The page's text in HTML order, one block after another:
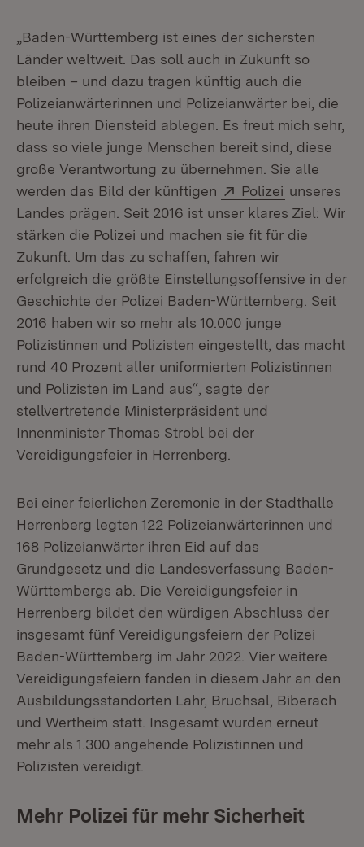
„Baden-Württemberg ist eines der sichersten
Länder weltweit. Das soll auch in Zukunft so
bleiben – und dazu tragen künftig auch die
Polizeianwärterinnen und Polizeianwärter bei, die
heute ihren Diensteid ablegen. Es freut mich sehr,
dass so viele junge Menschen bereit sind, diese
große Verantwortung zu übernehmen. Sie alle
werden das Bild der künftigen
Extern:
Polizei (Öffnet in
unseres
Landes prägen. Seit 2016 ist unser klares Ziel: Wir
stärken die Polizei und machen sie fit für die
Zukunft. Um das zu schaffen, fahren wir
erfolgreich die größte Einstellungsoffensive in der
Geschichte der Polizei Baden-Württemberg. Seit
2016 haben wir so mehr als 10.000 junge
Polizistinnen und Polizisten eingestellt, das macht
rund 40 Prozent aller uniformierten Polizistinnen
und Polizisten im Land aus“, sagte der
stellvertretende Ministerpräsident und
Innenminister Thomas Strobl bei der
Vereidigungsfeier in Herrenberg.
Bei einer feierlichen Zeremonie in der Stadthalle
Herrenberg legten 122 Polizeianwärterinnen und
168 Polizeianwärter ihren Eid auf das
Grundgesetz und die Landesverfassung Baden-
Württembergs ab. Die Vereidigungsfeier in
Herrenberg bildet den würdigen Abschluss der
insgesamt fünf Vereidigungsfeiern der Polizei
Baden-Württemberg im Jahr 2022. Vier weitere
Vereidigungsfeiern fanden in diesem Jahr an den
Ausbildungsstandorten Lahr, Bruchsal, Biberach
und Wertheim statt. Insgesamt wurden erneut
mehr als 1.300 angehende Polizistinnen und
Polizisten vereidigt.
Mehr Polizei für mehr Sicherheit